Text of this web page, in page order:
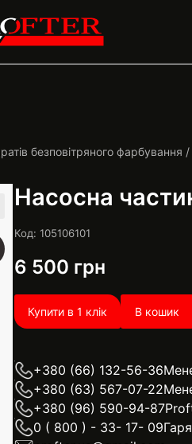
безповітряного фарбування
Насосна
Код: 105106101
6 500 грн
Купити в 1 клік В кошик
+380 (66) 132-56-36
+380 (63) 567-07-22
+380 (96) 590-94-87
0 ( 800 ) - 33- 17- 09